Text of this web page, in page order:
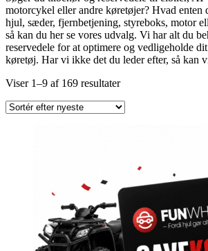
motorcykel eller andre køretøjer? Hvad enten
hjul, sæder, fjernbetjening, styreboks, motor
så kan du her se vores udvalg. Vi har alt du
reservedele for at optimere og vedligeholde
køretøj. Har vi ikke det du leder efter, så kan
Viser 1–9 af 169 resultaterSorteret
seneste